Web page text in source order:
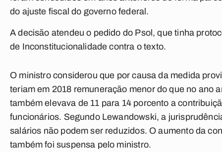
do ajuste fiscal do governo federal.
A decisão atendeu o pedido do Psol, que tinha
de Inconstitucionalidade contra o texto.
O ministro considerou que por causa da medida
teriam em 2018 remuneração menor do que no ano
também elevava de 11 para 14 porcento a
funcionários. Segundo Lewandowski, a
salários não podem ser reduzidos. O aumento da
também foi suspensa pelo ministro.